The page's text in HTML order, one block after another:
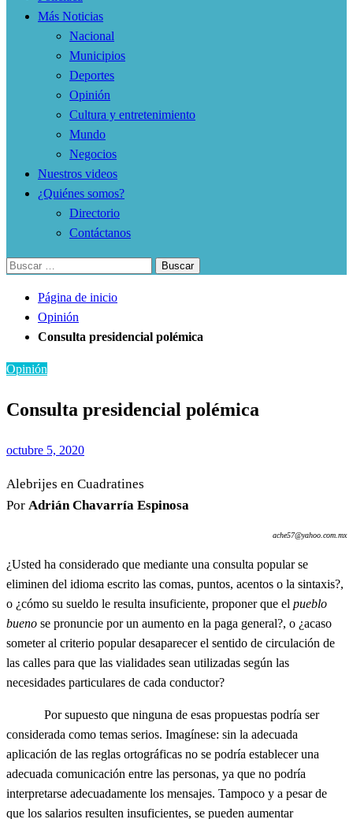
Más Noticias
Nacional
Municipios
Deportes
Opinión
Cultura y entretenimiento
Mundo
Negocios
Nuestros videos
¿Quiénes somos?
Directorio
Contáctanos
Buscar:
Página de inicio
Opinión
Consulta presidencial polémica
Opinión
Consulta presidencial polémica
Publicado
octubre 5, 2020
Alebrijes en Cuadratines
Por Adrián Chavarría Espinosa
ache57@yahoo.com.mx
¿Usted ha considerado que mediante una consulta popular se
eliminen del idioma escrito las comas, puntos, acentos o la sintaxis?,
o ¿cómo su sueldo le resulta insuficiente, proponer que el pueblo
bueno se pronuncie por un aumento en la paga general?, o ¿acaso
someter al criterio popular desaparecer el sentido de circulación de
las calles para que las vialidades sean utilizadas según las
necesidades particulares de cada conductor?
Por supuesto que ninguna de esas propuestas podría ser
considerada como temas serios. Imagínese: sin la adecuada
aplicación de las reglas ortográficas no se podría establecer una
adecuada comunicación entre las personas, ya que no podría
interpretarse adecuadamente los mensajes. Tampoco y a pesar de
que los salarios resulten insuficientes, se pueden aumentar